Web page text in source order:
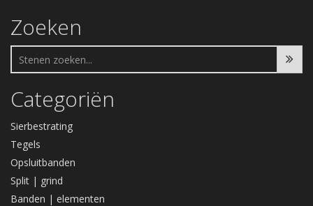
Zoeken
Categoriën
Sierbestrating
Tegels
Opsluitbanden
Split | grind
Banden | elementen